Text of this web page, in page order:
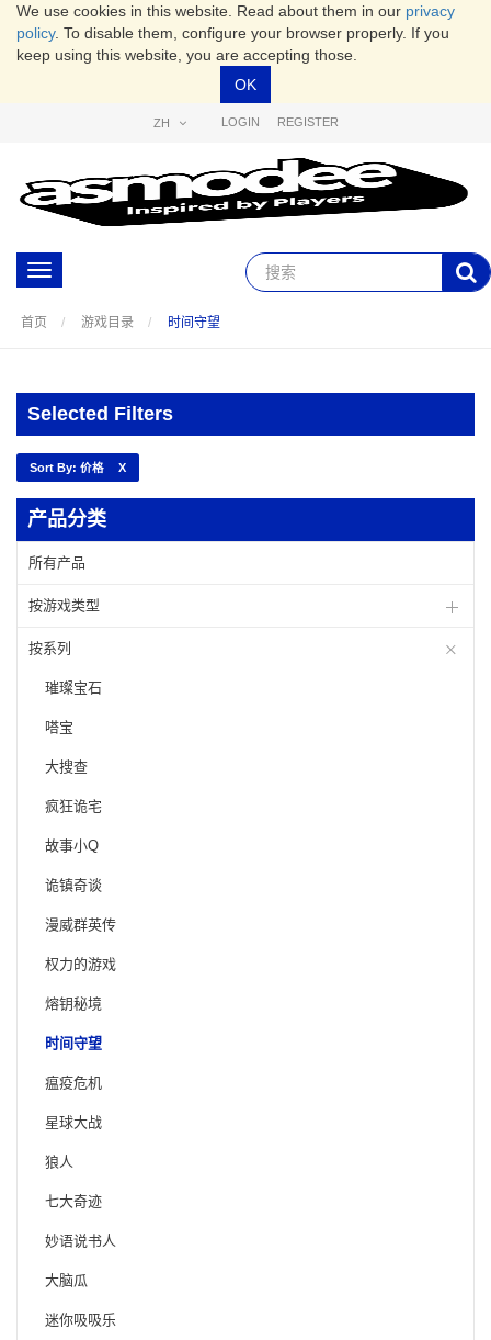
We use cookies in this website. Read about them in our privacy
policy. To disable them, configure your browser properly. If you
keep using this website, you are accepting those.
OK
ZH LOGIN REGISTER
Toggle
navigation
首页 游戏目录 时间守望
Selected Filters
Sort By: 价格 X
产品分类
所有产品
按游戏类型
按系列
璀璨宝石
嗒宝
大搜查
疯狂诡宅
故事小Q
诡镇奇谈
漫威群英传
权力的游戏
熔钥秘境
时间守望
瘟疫危机
星球大战
狼人
七大奇迹
妙语说书人
大脑瓜
迷你吸吸乐